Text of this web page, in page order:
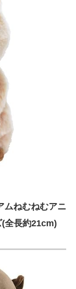
ムねむねむアニ
全長約21cm)